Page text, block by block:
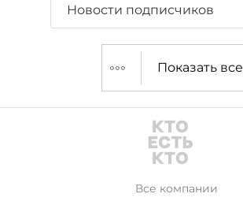
Новости подписчиков
Показать все
Все компании